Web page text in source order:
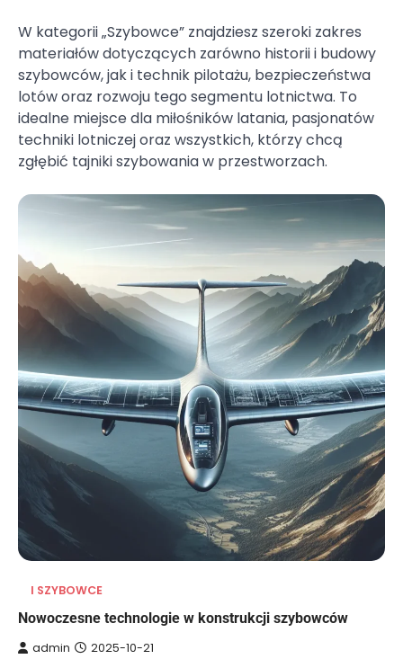
W kategorii „Szybowce” znajdziesz szeroki zakres
materiałów dotyczących zarówno historii i budowy
szybowców, jak i technik pilotażu, bezpieczeństwa
lotów oraz rozwoju tego segmentu lotnictwa. To
idealne miejsce dla miłośników latania, pasjonatów
techniki lotniczej oraz wszystkich, którzy chcą
zgłębić tajniki szybowania w przestworzach.
I SZYBOWCE
Nowoczesne technologie w konstrukcji szybowców
admin 2025-10-21